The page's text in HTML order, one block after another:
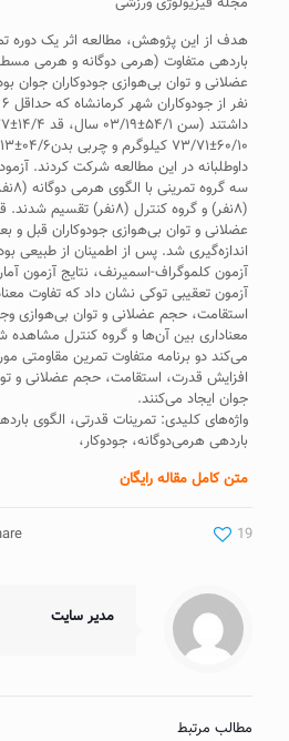
هدف از اين پژوهش،‏ مطالعه اثر يک دوره
باردهی متفاوت (هرمی دوگانه و هرمی
داوطلبانه در اين مطالعه شرکت کردند.
سه
(۸نفر) و گروه کنترل (۸نفر)
عضلانی و توان بی‌هوازی جودوکاران قبل
اندازه‌گيری شد. پس از اطمينان از طبيعی
آزمون کلموگراف‌-‌اسميرنف، نتايج آزمون
آزمون تعقيبی توکی نشان داد که تفاوت
معناداری بين آن‌ها و گروه کنترل مشاهده
می‌کند دو برنامه متفاوت تمرين مقاومتی
افزايش قدرت، استقامت، حجم عضلانی و
جوان ايجاد می‌کنند.
واژه‌های کلیدی: تمرينات‌ قدرتی، الگوی
باردهی هرمی‌دوگانه، جودوکار،
متن کامل مقاله رایگان
19
مدیر سایت
مطالب مرتبط